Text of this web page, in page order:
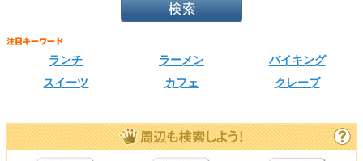
ランチ ラーメン
バイキング
スイーツ
カフェ クレープ